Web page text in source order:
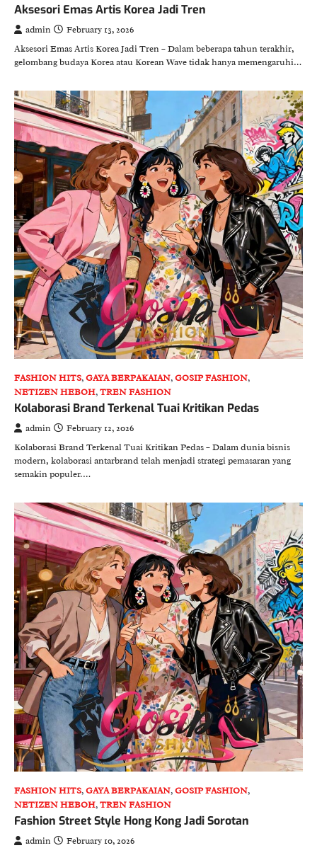
Aksesori Emas Artis Korea Jadi Tren
admin
February 13, 2026
Aksesori Emas Artis Korea Jadi Tren – Dalam beberapa tahun terakhir,
gelombang budaya Korea atau Korean Wave tidak hanya memengaruhi…
FASHION HITS,GAYA BERPAKAIAN,GOSIP FASHION,
NETIZEN HEBOH,TREN FASHION
Kolaborasi Brand Terkenal Tuai Kritikan Pedas
admin
February 12, 2026
Kolaborasi Brand Terkenal Tuai Kritikan Pedas – Dalam dunia bisnis
modern, kolaborasi antarbrand telah menjadi strategi pemasaran yang
semakin populer.…
FASHION HITS,GAYA BERPAKAIAN,GOSIP FASHION,
NETIZEN HEBOH,TREN FASHION
Fashion Street Style Hong Kong Jadi Sorotan
admin
February 10, 2026